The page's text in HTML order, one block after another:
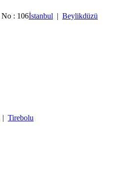
No : 106İstanbul | Beylikdüzü
| Tirebolu